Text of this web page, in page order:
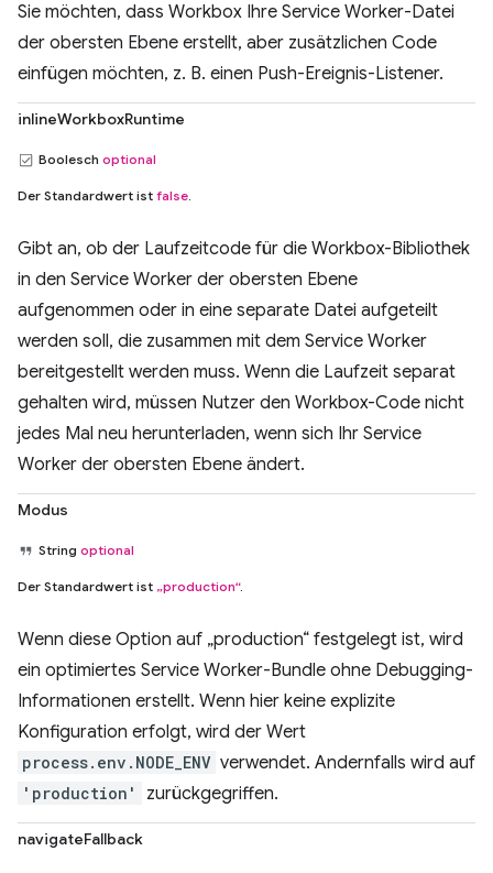
Sie möchten, dass Workbox Ihre Service Worker-Datei
der obersten Ebene erstellt, aber zusätzlichen Code
einfügen möchten, z. B. einen Push-Ereignis-Listener.
inlineWorkboxRuntime
Boolesch optional
Der Standardwert ist false.
Gibt an, ob der Laufzeitcode für die Workbox-Bibliothek
in den Service Worker der obersten Ebene
aufgenommen oder in eine separate Datei aufgeteilt
werden soll, die zusammen mit dem Service Worker
bereitgestellt werden muss. Wenn die Laufzeit separat
gehalten wird, müssen Nutzer den Workbox-Code nicht
jedes Mal neu herunterladen, wenn sich Ihr Service
Worker der obersten Ebene ändert.
Modus
String optional
Der Standardwert ist „production“.
Wenn diese Option auf „production“ festgelegt ist, wird
ein optimiertes Service Worker-Bundle ohne Debugging-
Informationen erstellt. Wenn hier keine explizite
Konfiguration erfolgt, wird der Wert
process.env.NODE_ENV verwendet. Andernfalls wird auf
'production' zurückgegriffen.
navigateFallback